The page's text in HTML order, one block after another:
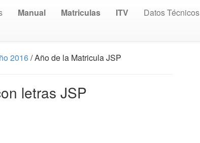
Manual Matriculas ITV Datos Técnicos
2016/ Año de la Matricula JSP
letras JSP